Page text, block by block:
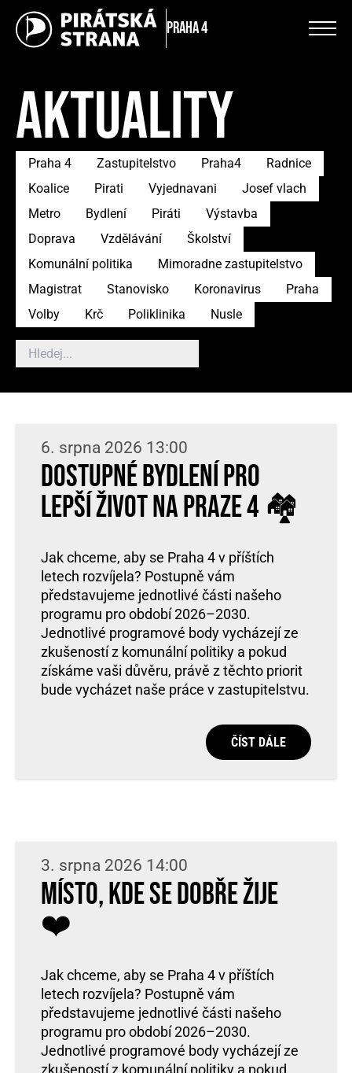
Praha 4
AKTUALITY
Praha 4 Zastupitelstvo Praha4
Radnice
Koalice
Pirati Vyjednavani
Josef vlach
Metro
Bydlení Piráti
Výstavba
Doprava
Vzdělávání
Školství
Komunální politika
Mimoradne zastupitelstvo
Magistrat
Stanovisko Koronavirus
Praha
Volby
Krč Poliklinika Nusle
6. srpna 2026 13:00
Dostupné bydlení pro
lepší život na Praze 4 🏘️
Jak chceme, aby se Praha 4 v příštích
letech rozvíjela? Postupně vám
představujeme jednotlivé části našeho
programu pro období 2026–2030.
Jednotlivé programové body vycházejí ze
zkušeností z komunální politiky a pokud
získáme vaši důvěru, právě z těchto priorit
bude vycházet naše práce v zastupitelstvu.
ČÍST DÁLE
3. srpna 2026 14:00
Místo, kde se dobře žije
❤️
Jak chceme, aby se Praha 4 v příštích
letech rozvíjela? Postupně vám
představujeme jednotlivé části našeho
programu pro období 2026–2030.
Jednotlivé programové body vycházejí ze